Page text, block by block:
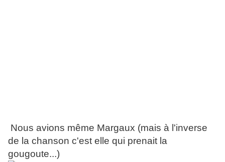
Nous avions même Margaux (mais à l'inverse
de la chanson c'est elle qui prenait la
gougoute...)